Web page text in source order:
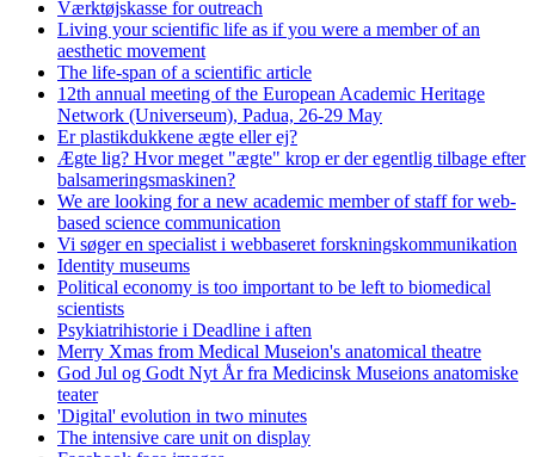
Værktøjskasse for outreach
Living your scientific life as if you were a member of an
aesthetic movement
The life-span of a scientific article
12th annual meeting of the European Academic Heritage
Network (Universeum), Padua, 26-29 May
Er plastikdukkene ægte eller ej?
Ægte lig? Hvor meget "ægte" krop er der egentlig tilbage efter
balsameringsmaskinen?
We are looking for a new academic member of staff for web-
based science communication
Vi søger en specialist i webbaseret forskningskommunikation
Identity museums
Political economy is too important to be left to biomedical
scientists
Psykiatrihistorie i Deadline i aften
Merry Xmas from Medical Museion's anatomical theatre
God Jul og Godt Nyt År fra Medicinsk Museions anatomiske
teater
'Digital' evolution in two minutes
The intensive care unit on display